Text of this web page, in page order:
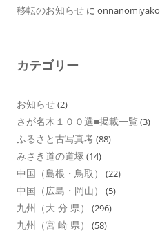
移転のお知らせ に onnanomiyako
カテゴリー
お知らせ(2)
さが名木１００選■掲載一覧 (3)
ふるさと古写真考(88)
みさき道の道塚 (14)
中国（島根・鳥取） (22)
中国（広島・岡山） (5)
九州（大 分 県） (296)
九州（宮 崎 県） (58)